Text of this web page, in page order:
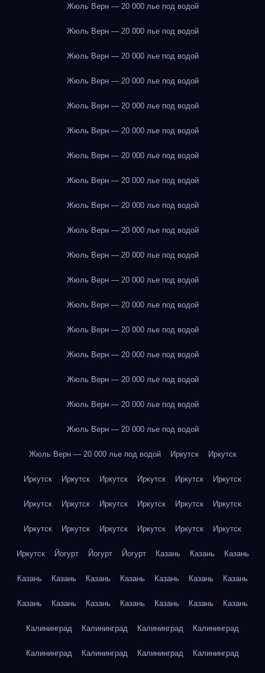
Жюль Верн — 20 000 лье под водой
Жюль Верн — 20 000 лье под водой
Жюль Верн — 20 000 лье под водой
Жюль Верн — 20 000 лье под водой
Жюль Верн — 20 000 лье под водой
Жюль Верн — 20 000 лье под водой
Жюль Верн — 20 000 лье под водой
Жюль Верн — 20 000 лье под водой
Жюль Верн — 20 000 лье под водой
Жюль Верн — 20 000 лье под водой
Жюль Верн — 20 000 лье под водой
Жюль Верн — 20 000 лье под водой
Жюль Верн — 20 000 лье под водой
Жюль Верн — 20 000 лье под водой
Жюль Верн — 20 000 лье под водой
Жюль Верн — 20 000 лье под водой
Жюль Верн — 20 000 лье под водой
Жюль Верн — 20 000 лье под водой
Жюль Верн — 20 000 лье под водой Иркутск Иркутск
Иркутск Иркутск Иркутск Иркутск Иркутск Иркутск
Иркутск Иркутск Иркутск Иркутск Иркутск Иркутск
Иркутск Иркутск Иркутск Иркутск Иркутск Иркутск
Иркутск Йогурт Йогурт Йогурт Казань Казань Казань
Казань Казань Казань Казань Казань Казань Казань
Казань Казань Казань Казань Казань Казань Казань
Калининград Калининград Калининград Калининград
Калининград Калининград Калининград Калининград